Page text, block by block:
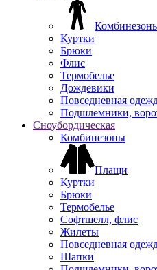
Куртки
Брюки
Флис
Термобелье
Дождевики
Повседневная
Подшлемники,
Сноубордическая
Комбинезоны
Плащи
Куртки
Брюки
Термобелье
Софтшелл, флис
Жилеты
Повседневная
Шапки